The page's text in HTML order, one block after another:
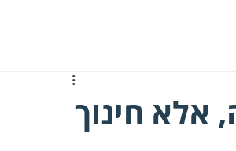
אלא חינוך